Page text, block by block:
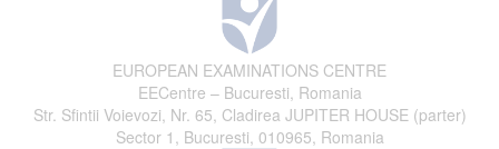
EUROPEAN EXAMINATIONS CENTRE
EECentre – Bucuresti, Romania
Str. Sfintii Voievozi, Nr. 65, Cladirea JUPITER HOUSE (parter)
Sector 1, Bucuresti, 010965, Romania